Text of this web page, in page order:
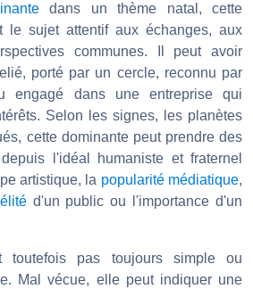
dans un thème natal, cette
le sujet attentif aux échanges, aux
communes. Il peut avoir
porté par un cercle, reconnu par
engagé dans une entreprise qui
Selon les signes, les planètes
cette dominante peut prendre des
l'idéal humaniste et fraternel
artistique, la popularité médiatique,
d'un public ou l'importance d'un
toutefois pas toujours simple ou
Mal vécue, elle peut indiquer une